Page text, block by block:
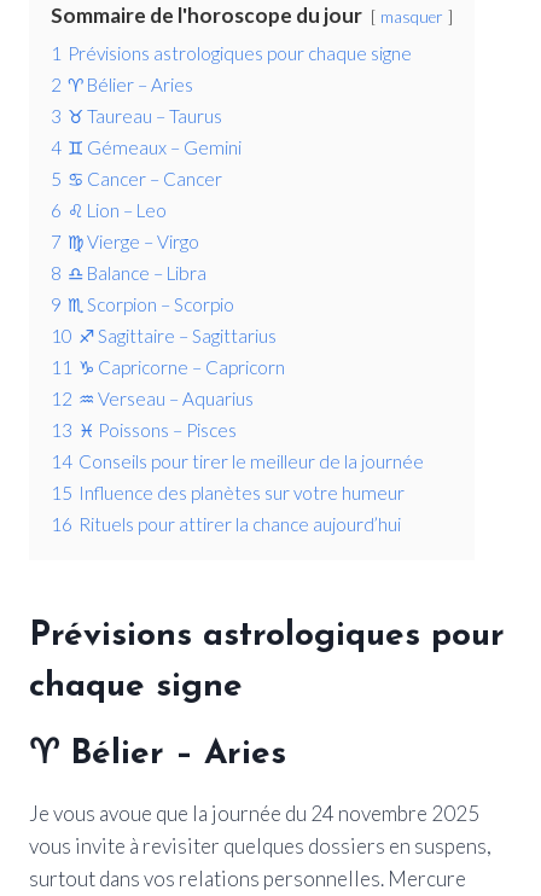
Sommaire de l'horoscope du jour masquer
1 Prévisions astrologiques pour chaque signe
2 ♈ Bélier – Aries
3 ♉ Taureau – Taurus
4 ♊ Gémeaux – Gemini
5 ♋ Cancer – Cancer
6 ♌ Lion – Leo
7 ♍ Vierge – Virgo
8 ♎ Balance – Libra
9 ♏ Scorpion – Scorpio
10 ♐ Sagittaire – Sagittarius
11 ♑ Capricorne – Capricorn
12 ♒ Verseau – Aquarius
13 ♓ Poissons – Pisces
14 Conseils pour tirer le meilleur de la journée
15 Influence des planètes sur votre humeur
16 Rituels pour attirer la chance aujourd’hui
Prévisions astrologiques pour
chaque signe
♈ Bélier – Aries
Je vous avoue que la journée du 24 novembre 2025
vous invite à revisiter quelques dossiers en suspens,
surtout dans vos relations personnelles. Mercure